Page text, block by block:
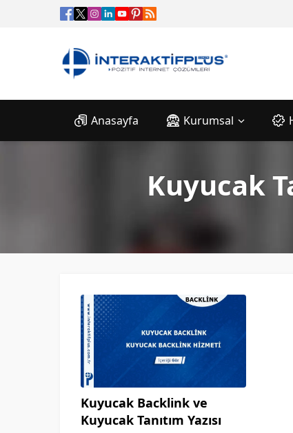
Anasayfa Kurumsal
Kuyucak
Kuyucak Backlink ve
Kuyucak Tanıtım Yazısı